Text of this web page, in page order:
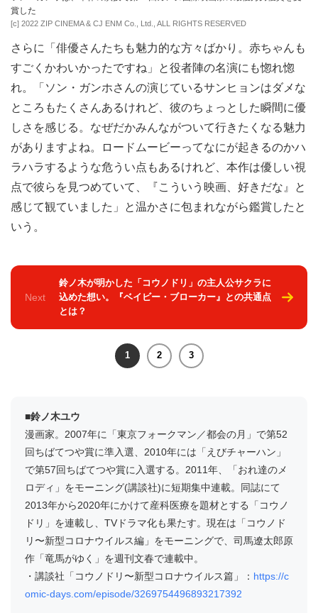
賞した
[c] 2022 ZIP CINEMA & CJ ENM Co., Ltd., ALL RIGHTS RESERVED
さらに「俳優さんたちも魅力的な方々ばかり。赤ちゃんも
すごくかわいかったですね」と役者陣の名演にも惚れ惚
れ。「ソン・ガンホさんの演じているサンヒョンはダメな
ところもたくさんあるけれど、彼のちょっとした瞬間に優
しさを感じる。なぜだかみんながついて行きたくなる魅力
がありますよね。ロードムービーってなにが起きるのかハ
ラハラするような危うい点もあるけれど、本作は優しい視
点で彼らを見つめていて、『こういう映画、好きだな』と
感じて観ていました」と温かさに包まれながら鑑賞したと
いう。
Next
鈴ノ木が明かした「コウノドリ」の主人公サクラに
込めた想い。『ベイビー・ブローカー』との共通点
とは？
1 2 3
■鈴ノ木ユウ
漫画家。2007年に「東京フォークマン／都会の月」で第52
回ちばてつや賞に準入選、2010年には「えびチャーハン」
で第57回ちばてつや賞に入選する。2011年、「おれ達のメ
ロディ」をモーニング(講談社)に短期集中連載。同誌にて
2013年から2020年にかけて産科医療を題材とする「コウノ
ドリ」を連載し、TVドラマ化も果たす。現在は「コウノド
リ〜新型コロナウイルス編」をモーニングで、司馬遼太郎原
作「竜馬がゆく」を週刊文春で連載中。
・講談社「コウノドリ〜新型コロナウイルス篇」： https://c
omic-days.com/episode/3269754496893217392